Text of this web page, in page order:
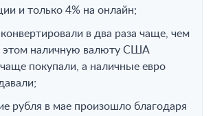
и только 4% на онлайн;
в два раза чаще, чем
этом наличную валюту США
покупали, а наличные евро
рубля в мае произошло благодаря